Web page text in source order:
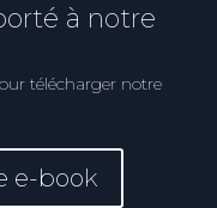
à notre
télécharger notre
e-book